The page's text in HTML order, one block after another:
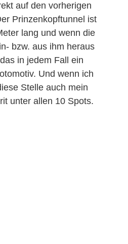
auf den vorherigen
Prinzenkopftunnel ist
lang und wenn die
bzw. aus ihm heraus
in jedem Fall ein
Und wenn ich
Stelle auch mein
unter allen 10 Spots.